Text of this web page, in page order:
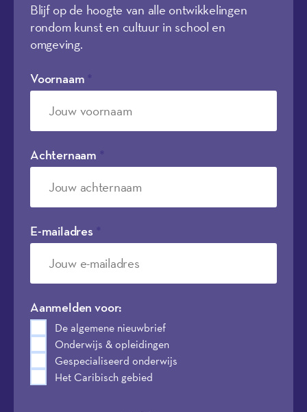
Blijf op de hoogte van alle ontwikkelingen
rondom kunst en cultuur in school en
omgeving.
Voornaam
Achternaam
E-mailadres
Aanmelden voor:
De algemene nieuwbrief
Onderwijs & opleidingen
Gespecialiseerd onderwijs
Het Caribisch gebied